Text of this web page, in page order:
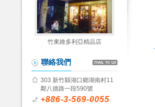
竹東維多利亞精品店
聯絡我們
303 新竹縣湖口鄉湖南村11
鄰八德路一段590號
+886-3-569-0055